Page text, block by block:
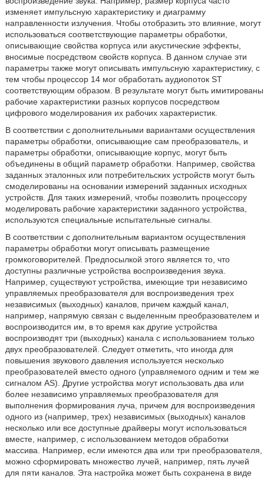
изменяет импульсную характеристику и диаграмму
направленности излучения. Чтобы отобразить это влияние, могут
использоваться соответствующие параметры обработки,
описывающие свойства корпуса или акустические эффекты,
вносимые посредством свойств корпуса. В данном случае эти
параметры также могут описывать импульсную характеристику, с
тем чтобы процессор 14 мог обработать аудиопоток ST
соответствующим образом. В результате могут быть имитированы
рабочие характеристики разных корпусов посредством
цифрового моделирования их рабочих характеристик.
В соответствии с дополнительными вариантами осуществления
параметры обработки, описывающие сам преобразователь, и
параметры обработки, описывающие корпус, могут быть
объединены в общий параметр обработки. Например, свойства
заданных эталонных или потребительских устройств могут быть
смоделированы на основании измерений заданных исходных
устройств. Для таких измерений, чтобы позволить процессору
моделировать рабочие характеристики заданного устройства,
используются специальные испытательные сигналы.
В соответствии с дополнительным вариантом осуществления
параметры обработки могут описывать размещение
громкоговорителей. Предпосылкой этого является то, что
доступны различные устройства воспроизведения звука.
Например, существуют устройства, имеющие три независимо
управляемых преобразователя для воспроизведения трех
независимых (выходных) каналов, причем каждый канал,
например, напрямую связан с выделенным преобразователем и
воспроизводится им, в то время как другие устройства
воспроизводят три (выходных) канала с использованием только
двух преобразователей. Следует отметить, что иногда для
повышения звукового давления используется несколько
преобразователей вместо одного (управляемого одним и тем же
сигналом AS). Другие устройства могут использовать два или
более независимо управляемых преобразователя для
выполнения формирования луча, причем для воспроизведения
одного из (например, трех) независимых (выходных) каналов
несколько или все доступные драйверы могут использоваться
вместе, например, с использованием методов обработки
массива. Например, если имеются два или три преобразователя,
можно сформировать множество лучей, например, пять лучей
для пяти каналов. Эта настройка может быть сохранена в виде